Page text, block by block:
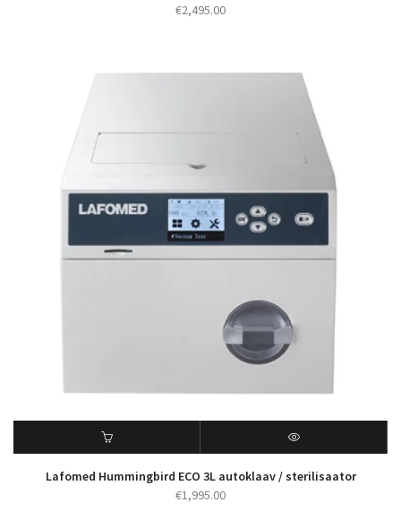
€2,495.00
Lafomed Hummingbird ECO 3L autoklaav / sterilisaator
€1,995.00